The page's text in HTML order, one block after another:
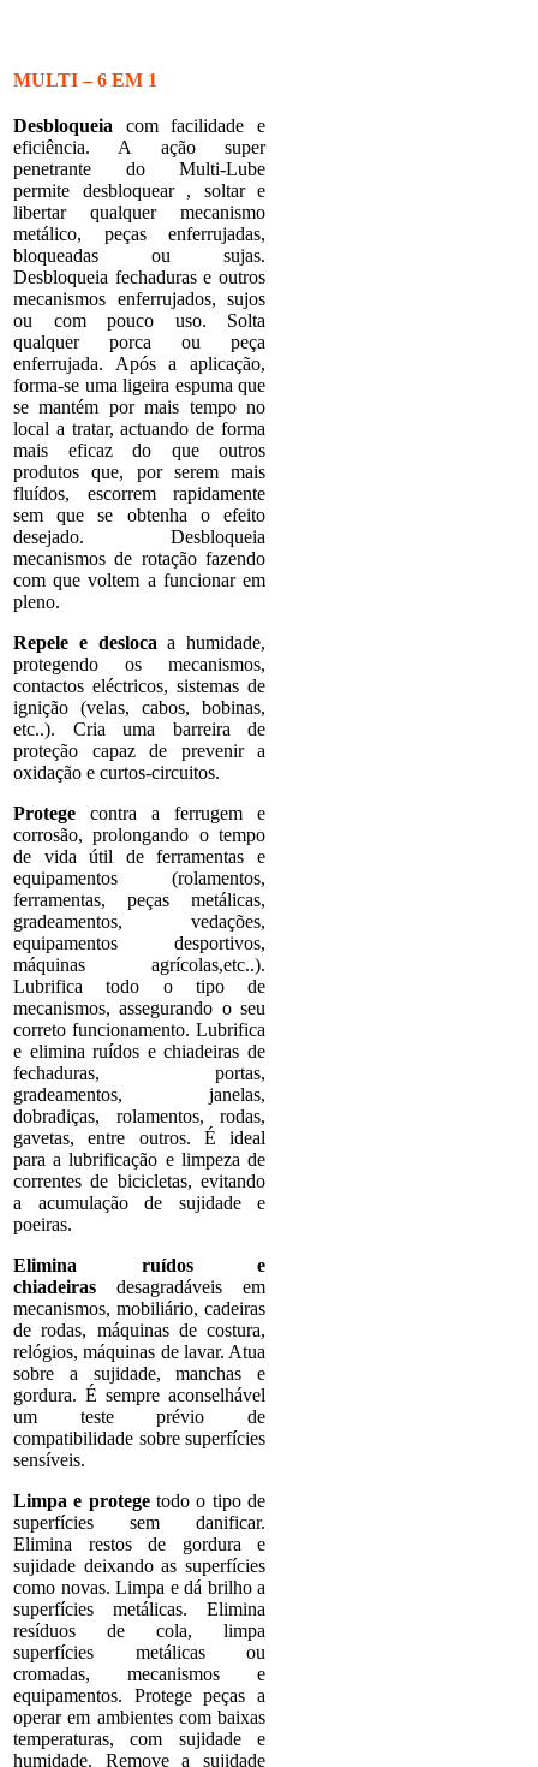
MULTI – 6 EM 1
Desbloqueia com facilidade e
eficiência. A ação super
penetrante do Multi-Lube
permite desbloquear , soltar e
libertar qualquer mecanismo
metálico, peças enferrujadas,
bloqueadas ou sujas.
Desbloqueia fechaduras e outros
mecanismos enferrujados, sujos
ou com pouco uso. Solta
qualquer porca ou peça
enferrujada. Após a aplicação,
forma-se uma ligeira espuma que
se mantém por mais tempo no
local a tratar, actuando de forma
mais eficaz do que outros
produtos que, por serem mais
fluídos, escorrem rapidamente
sem que se obtenha o efeito
desejado. Desbloqueia
mecanismos de rotação fazendo
com que voltem a funcionar em
pleno.
Repele e desloca a humidade,
protegendo os mecanismos,
contactos eléctricos, sistemas de
ignição (velas, cabos, bobinas,
etc..). Cria uma barreira de
proteção capaz de prevenir a
oxidação e curtos-circuitos.
Protege contra a ferrugem e
corrosão, prolongando o tempo
de vida útil de ferramentas e
equipamentos (rolamentos,
ferramentas, peças metálicas,
gradeamentos, vedações,
equipamentos desportivos,
máquinas agrícolas,etc..).
Lubrifica todo o tipo de
mecanismos, assegurando o seu
correto funcionamento. Lubrifica
e elimina ruídos e chiadeiras de
fechaduras, portas,
gradeamentos, janelas,
dobradiças, rolamentos, rodas,
gavetas, entre outros. É ideal
para a lubrificação e limpeza de
correntes de bicicletas, evitando
a acumulação de sujidade e
poeiras.
Elimina ruídos e
chiadeiras desagradáveis em
mecanismos, mobiliário, cadeiras
de rodas, máquinas de costura,
relógios, máquinas de lavar. Atua
sobre a sujidade, manchas e
gordura. É sempre aconselhável
um teste prévio de
compatibilidade sobre superfícies
sensíveis.
Limpa e protegetodo o tipo de
superfícies sem danificar.
Elimina restos de gordura e
sujidade deixando as superfícies
como novas. Limpa e dá brilho a
superfícies metálicas. Elimina
resíduos de cola, limpa
superfícies metálicas ou
cromadas, mecanismos e
equipamentos. Protege peças a
operar em ambientes com baixas
temperaturas, com sujidade e
humidade. Remove a sujidade